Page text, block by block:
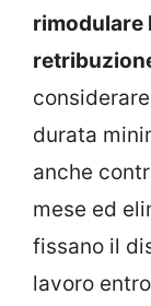
rimodulare
durata
anche
mese ed
fissano il
lavoro